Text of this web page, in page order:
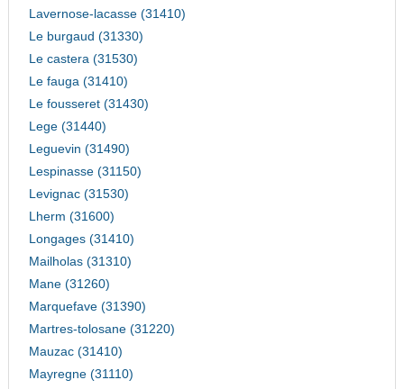
Lavernose-lacasse (31410)
Le burgaud (31330)
Le castera (31530)
Le fauga (31410)
Le fousseret (31430)
Lege (31440)
Leguevin (31490)
Lespinasse (31150)
Levignac (31530)
Lherm (31600)
Longages (31410)
Mailholas (31310)
Mane (31260)
Marquefave (31390)
Martres-tolosane (31220)
Mauzac (31410)
Mayregne (31110)